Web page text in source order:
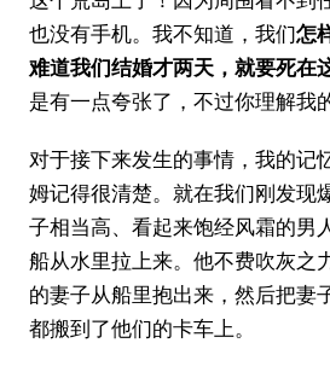
也没有手机。我不知道，我们怎
难道我们结婚才两天，就要死在
是有一点夸张了，不过你理解我
对于接下来发生的事情，我的记
姆记得很清楚。就在我们刚发现
子相当高、看起来饱经风霜的男
船从水里拉上来。他不费吹灰之
的妻子从船里抱出来，然后把妻
都搬到了他们的卡车上。